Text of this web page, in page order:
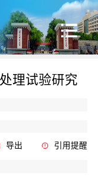
理试验研究
导出 引用提醒